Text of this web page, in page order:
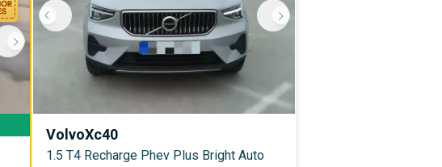
VolvoXc40
1.5 T4 Recharge Phev Plus Bright Auto